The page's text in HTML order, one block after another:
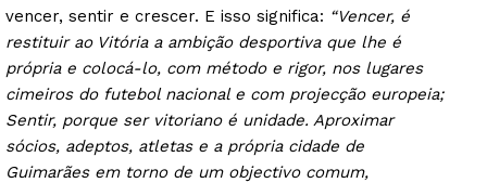
vencer, sentir e crescer. E isso significa: “Vencer, é
restituir ao Vitória a ambição desportiva que lhe é
própria e colocá-lo, com método e rigor, nos lugares
cimeiros do futebol nacional e com projecção europeia;
Sentir, porque ser vitoriano é unidade. Aproximar
sócios, adeptos, atletas e a própria cidade de
Guimarães em torno de um objectivo comum,